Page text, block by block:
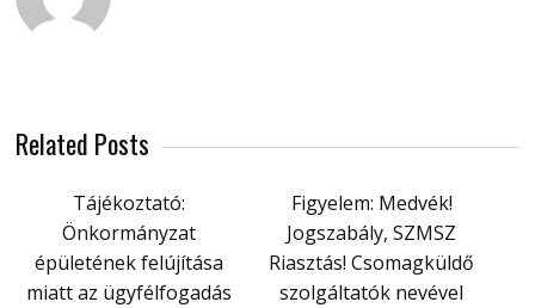
Related Posts
Tájékoztató:
Önkormányzat
épületének felújítása
miatt az ügyfélfogadás
Figyelem: Medvék!
Jogszabály, SZMSZ
Riasztás! Csomagküldő
szolgáltatók nevével